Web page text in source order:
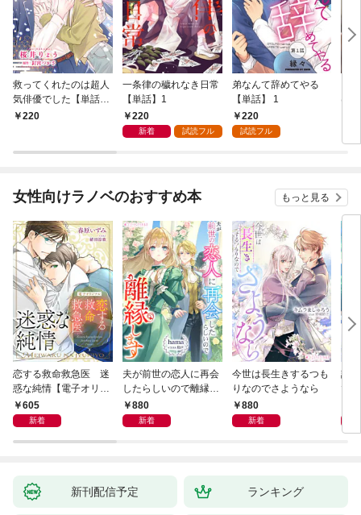
救ってくれたのは超人
気俳優でした【単話】
1 220
一条律の穢れなき日常
【単話】1
220
新着 試読フル
弟なんて辞めてやる
【単話】 1
220
試読フル
は
女性向けラノベのおすすめ本 もっと見る
恋する救命救急医 迷
惑な純情【電子オリジ
ナル】
605
新着
夫が前世の恋人に再会
したらしいので離縁し
ます880
新着
今世は長生きするつも
りなのでさようなら
880
新着
話
で
新刊配信予定 ランキング